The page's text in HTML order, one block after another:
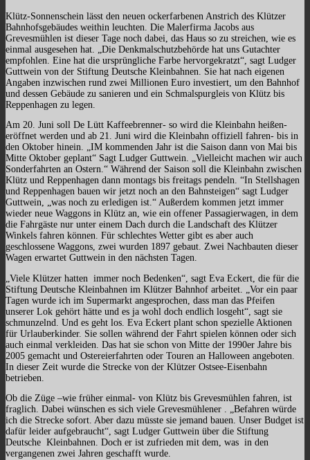
Klütz-Sonnenschein lässt den neuen ockerfarbenen Anstrich des Klützer
Bahnhofsgebäudes weithin leuchten. Die Malerfirma Jacobs aus
Grevesmühlen ist dieser Tage noch dabei, das Haus so zu streichen, wie es
einmal ausgesehen hat. „Die Denkmalschutzbehörde hat uns Gutachter
empfohlen. Eine hat die ursprüngliche Farbe hervorgekratzt“, sagt Ludger
Guttwein von der Stiftung Deutsche Kleinbahnen. Sie hat nach eigenen
Angaben inzwischen rund zwei Millionen Euro investiert, um den Bahnhof
und dessen Gebäude zu sanieren und ein Schmalspurgleis von Klütz bis
Reppenhagen zu legen.
Am 20. Juni soll De Lütt Kaffeebrenner- so wird die Kleinbahn heißen-
eröffnet werden und ab 21. Juni wird die Kleinbahn offiziell fahren- bis in
den Oktober hinein. „IM kommenden Jahr ist die Saison dann von Mai bis
Mitte Oktober geplant“ Sagt Ludger Guttwein. „Vielleicht machen wir auch
Sonderfahrten an Ostern.“ Während der Saison soll die Kleinbahn zwischen
Klütz und Reppenhagen dann montags bis freitags pendeln. “In Stellshagen
und Reppenhagen bauen wir jetzt noch an den Bahnsteigen“ sagt Ludger
Guttwein, „was noch zu erledigen ist.“ Außerdem kommen jetzt immer
wieder neue Waggons in Klütz an, wie ein offener Passagierwagen, in dem
die Fahrgäste nur unter einem Dach durch die Landschaft des Klützer
Winkels fahren können. Für schlechtes Wetter gibt es aber auch
geschlossene Waggons, zwei wurden 1897 gebaut. Zwei Nachbauten dieser
Wagen erwartet Guttwein in den nächsten Tagen.
„Viele Klützer hatten immer noch Bedenken“, sagt Eva Eckert, die für die
Stiftung Deutsche Kleinbahnen im Klützer Bahnhof arbeitet. „Vor ein paar
Tagen wurde ich im Supermarkt angesprochen, dass man das Pfeifen
unserer Lok gehört hätte und es ja wohl doch endlich losgeht“, sagt sie
schmunzelnd. Und es geht los. Eva Eckert plant schon spezielle Aktionen
für Urlauberkinder. Sie sollen während der Fahrt spielen können oder sich
auch einmal verkleiden. Das hat sie schon von Mitte der 1990er Jahre bis
2005 gemacht und Ostereierfahrten oder Touren an Halloween angeboten.
In dieser Zeit wurde die Strecke von der Klützer Ostsee-Eisenbahn
betrieben.
Ob die Züge –wie früher einmal- von Klütz bis Grevesmühlen fahren, ist
fraglich. Dabei wünschen es sich viele Grevesmühlener . „Befahren würde
ich die Strecke sofort. Aber dazu müsste sie jemand bauen. Unser Budget ist
dafür leider aufgebraucht“, sagt Ludger Guttwein über die Stiftung
Deutsche Kleinbahnen. Doch er ist zufrieden mit dem, was in den
vergangenen zwei Jahren geschafft wurde.